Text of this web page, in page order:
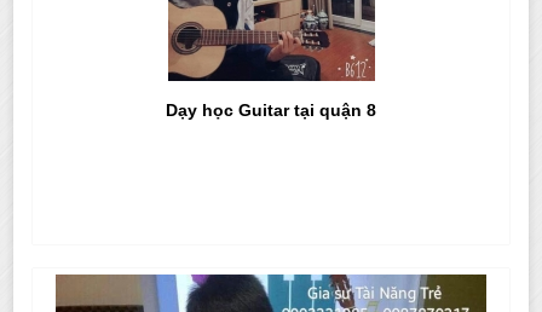
Dạy học Guitar tại quận 8